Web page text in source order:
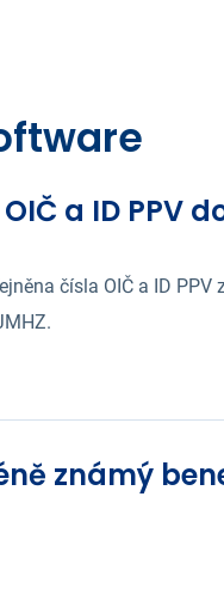
a ID PPV
čísla OIČ a ID
známý